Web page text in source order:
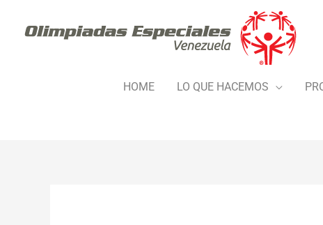
HOME LO QUE HACEMOS